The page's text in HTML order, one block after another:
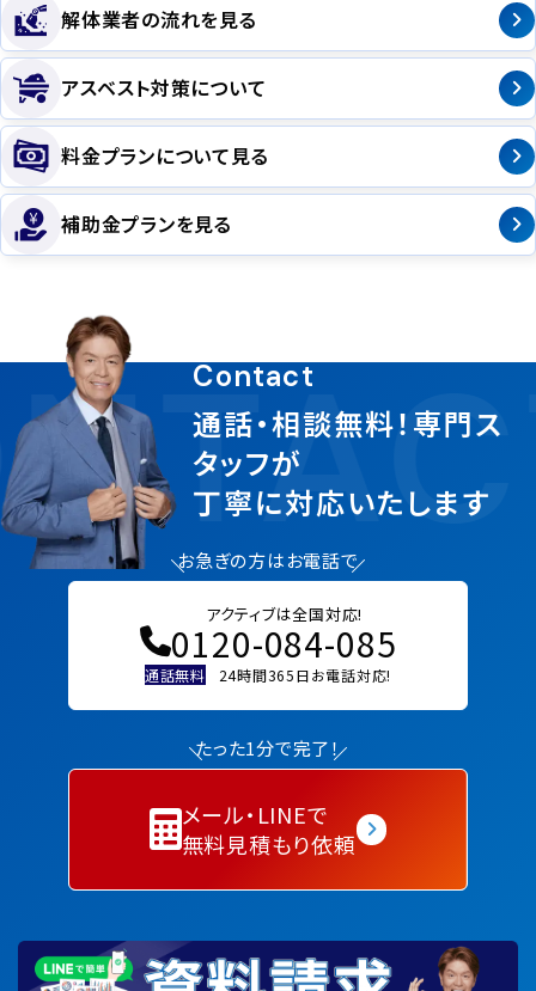
解体業者の流れを見る
アスベスト対策について
料金プランについて見る
補助金プランを見る
Contact
通話・相談無料！専門ス
タッフが
丁寧に対応いたします
お急ぎの方はお電話で
アクティブは全国対応!
0120-084-085
通話無料 24時間365日お電話対応!
たった1分で完了！
メール・LINEで
無料見積もり依頼